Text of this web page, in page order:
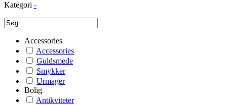
Kategori -
Accessories
Accessories
Guldsmede
Smykker
Urmager
Bolig
Antikviteter